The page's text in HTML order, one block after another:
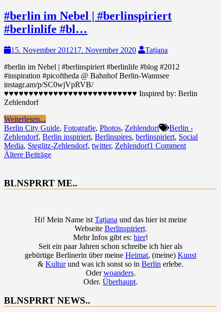
#berlin im Nebel | #berlinspiriert
#berlinlife #bl…
15. November 201217. November 2020
Tatjana
#berlin im Nebel | #berlinspiriert #berlinlife #blog #2012
#inspiration #picoftheda @ Bahnhof Berlin-Wannsee
instagr.am/p/SC0wjVpRVB/
♥♥♥♥♥♥♥♥♥♥♥♥♥♥♥♥♥♥♥♥♥♥♥♥♥♥♥ Inspired by: Berlin
Zehlendorf
Weiterlesen...
Berlin City Guide, Fotografie, Photos, Zehlendorf
Berlin -
Zehlendorf, Berlin inspiriert, Berlinspires, berlinspiriert, Social
Media, Steglitz-Zehlendorf, twitter, Zehlendorf1 Comment
Beitragsnavigation
Ältere Beiträge
BLNSPRRT ME..
Hi! Mein Name ist Tatjana und das hier ist meine
Webseite Berlinspiriert.
Mehr Infos gibt es: hier!
Seit ein paar Jahren schon schreibe ich hier als
gebürtige Berlinerin über meine Heimat, (meine) Kunst
& Kulturund was ich sonst so in Berlin erlebe.
Oderwoanders.
Oder. Überhaupt.
BLNSPRRT NEWS..